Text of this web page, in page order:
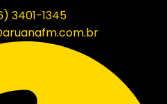
3401-1345